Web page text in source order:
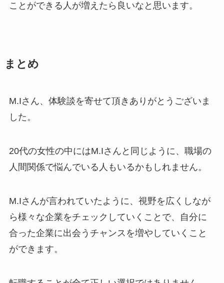
ことができる人が増えたら良いなと思います。
まとめ
M.Iさん、体験談を寄せて頂きありがとうございま
した。
20代の女性の中にはM.Iさんと同じように、職場の
人間関係で悩んでいる人もいるかもしれません。
M.Iさんが言われていたように、視野を広くしなが
ら様々な企業をチェックしていくことで、自分に
合った企業に出会うチャンスを増やしていくこと
ができます。